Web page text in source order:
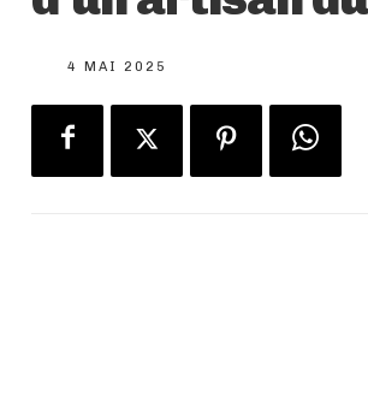
4 MAI 2025